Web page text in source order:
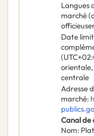
Langues
marché
Date
centrale
Adresse
marché:
Canal de
Nom: